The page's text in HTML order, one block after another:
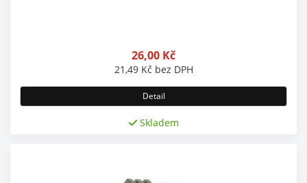
26,00 Kč
21,49 Kč bez DPH
Detail
Skladem